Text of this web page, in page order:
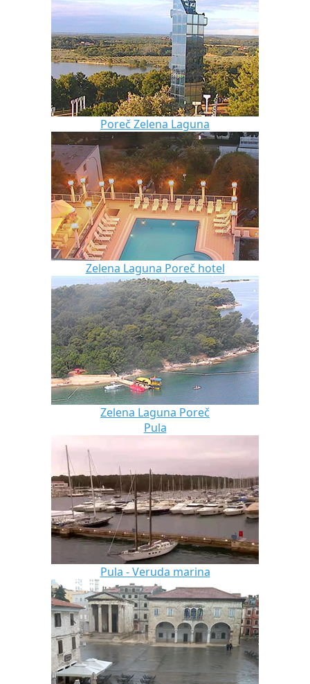
Poreč Zelena Laguna
Zelena Laguna Poreč hotel
Zelena Laguna Poreč
Pula
Pula - Veruda marina